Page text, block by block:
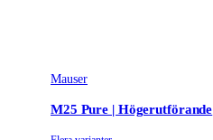
Mauser
M25 Pure | Högerutförande